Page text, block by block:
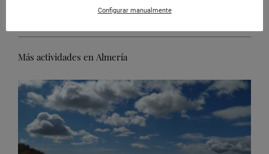
Más actividades en Almería
Configurar manualmente